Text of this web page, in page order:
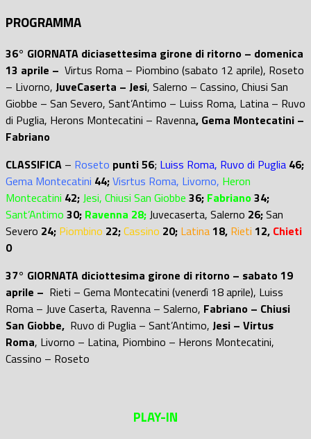
PROGRAMMA
36° GIORNATA diciasettesima girone di ritorno – domenica
13 aprile – Virtus Roma – Piombino (sabato 12 aprile), Roseto
– Livorno, JuveCaserta – Jesi, Salerno – Cassino, Chiusi San
Giobbe – San Severo, Sant’Antimo – Luiss Roma, Latina – Ruvo
di Puglia, Herons Montecatini – Ravenna, Gema Montecatini –
Fabriano
CLASSIFICA – Roseto punti 56; Luiss Roma, Ruvo di Puglia 46;
Gema Montecatini 44;Visrtus Roma, Livorno, Heron
Montecatini 42; Jesi, Chiusi San Giobbe 36; Fabriano34;
Sant’Antimo 30; Ravenna 28; Juvecaserta, Salerno 26;San
Severo 24; Piombino 22;Cassino 20; Latina18, Rieti 12, Chieti
0
37° GIORNATA diciottesima girone di ritorno – sabato 19
aprile – Rieti – Gema Montecatini (venerdì 18 aprile), Luiss
Roma – Juve Caserta, Ravenna – Salerno, Fabriano – Chiusi
San Giobbe, Ruvo di Puglia – Sant’Antimo, Jesi – Virtus
Roma, Livorno – Latina, Piombino – Herons Montecatini,
Cassino – Roseto
PLAY-IN